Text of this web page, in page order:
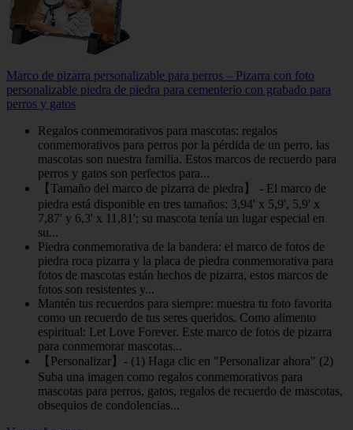
Marco de pizarra personalizable para perros – Pizarra con foto
personalizable piedra de piedra para cementerio con grabado para
perros y gatos
Regalos conmemorativos para mascotas: regalos
conmemorativos para perros por la pérdida de un perro, las
mascotas son nuestra familia. Estos marcos de recuerdo para
perros y gatos son perfectos para...
【Tamaño del marco de pizarra de piedra】 - El marco de
piedra está disponible en tres tamaños: 3,94' x 5,9', 5,9' x
7,87' y 6,3' x 11,81'; su mascota tenía un lugar especial en
su...
Piedra conmemorativa de la bandera: el marco de fotos de
piedra roca pizarra y la placa de piedra conmemorativa para
fotos de mascotas están hechos de pizarra, estos marcos de
fotos son resistentes y...
Mantén tus recuerdos para siempre: muestra tu foto favorita
como un recuerdo de tus seres queridos. Como alimento
espiritual: Let Love Forever. Este marco de fotos de pizarra
para conmemorar mascotas...
【Personalizar】- (1) Haga clic en "Personalizar ahora" (2)
Suba una imagen como regalos conmemorativos para
mascotas para perros, gatos, regalos de recuerdo de mascotas,
obsequios de condolencias...